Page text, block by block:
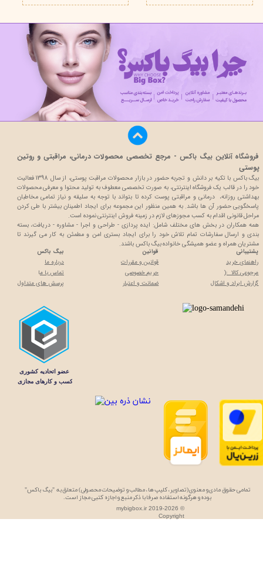
پشتیبانی
راهنمای خرید
مرجوعی کالا :(
گزارش ایراد و اشکال
قوانین
قوانین و مقررات
حریم خصوصی
ضمانت و اعتبار
تمامی حقوق مادی و معنوی (تصاویر، کلیپ ها، مطالب و توضیحات محصولی) متعلق به "بیگ باکس"
بوده و هرگونه استفاده صرفا با ذکر منبع و اجازه کتبی مجاز است.
بیگ باکس
درباره ما
تماس با ما
پرسش های متداول
فروشگاه آنلاین بیگ باکس - مرجع تخصصی محصولات درمانی، مراقبتی و روتین
پوستی
بیگ باکس با تکیه بر دانش و تجربه حضور در بازار محصولات مراقبت پوستی، از سال 1398 فعالیت
خود را در قالب یک فروشگاه اینترنتی، به صورت تخصصی معطوف به تولید محتوا و معرفی محصولات
بهداشتی روزانه، درمانی و مراقبتی پوست کرده تا بتواند با توجه به سلیقه و نیاز تمامی مخاطبان
پاسخگویی حضور آن ها باشد. به همین منظور این مجموعه برای ایجاد اطمینان بیشتر با طی کردن
مراحل قانونی اقدام به کسب مجوزهای لازم در زمینه فروش اینترنتی نموده است.
همه همکاران در بخش های مختلف شامل: ایده پردازی - طراحی و اجرا - مشاوره - دریافت، بسته
بندی و ارسال سفارشات تمام تلاش خود را برای ایجاد بستری امن و مطمئن به کار می گیرند تا
مشتریان همراه و عضو همیشگی خانواده بیگ باکس باشند.
mybigbox.ir 2019-2026 ©
Copyright